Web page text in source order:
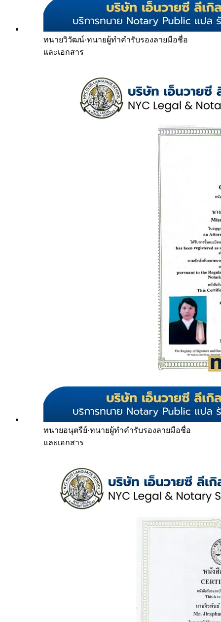
ทนายวิวัฒน์·ทนายผู้ทำคำรับรองลายมือชื่อ
และเอกสาร
ทนายอนุตรีย์·ทนายผู้ทำคำรับรองลายมือชื่อ
และเอกสาร